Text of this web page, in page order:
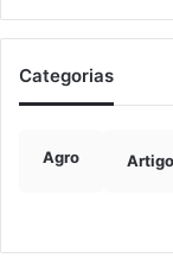
Categorias
Agro